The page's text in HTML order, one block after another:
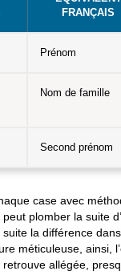
FRANÇAIS
Prénom
Nom de famille
Second prénom
case avec
plomber la suite
la différence
méticuleuse, ainsi,
retrouve allégée,